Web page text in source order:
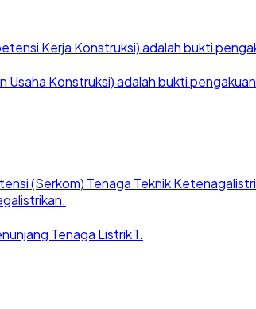
Kerja Konstruksi) adalah bukti
Konstruksi) adalah bukti
(Serkom) Tenaga Teknik
Tenaga Listrik 1.